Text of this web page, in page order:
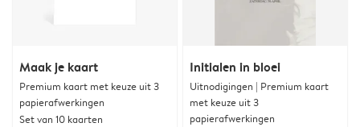
Maak je kaart
Premium kaart met keuze uit 3
papierafwerkingen
Set van 10 kaarten
Initialen in bloei
Uitnodigingen | Premium kaart
met keuze uit 3
papierafwerkingen